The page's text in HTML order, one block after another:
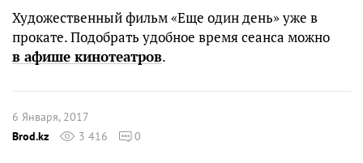
Художественный фильм «Еще один день» уже в
прокате. Подобрать удобное время сеанса можно
в афише кинотеатров.
6 Января, 2017
Brod.kz
3 416 0